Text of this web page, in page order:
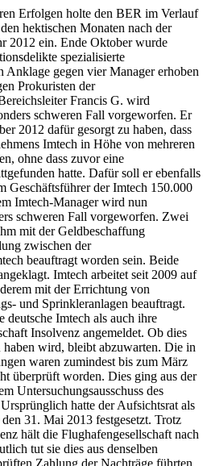
Erfolgen holte den BER im Verlauf
hektischen Monaten nach der
2012 ein. Ende Oktober wurde
spezialisierte
Anklage gegen vier Manager erhoben
Prokuristen der
Francis G. wird
schweren Fall vorgeworfen. Er
2012 dafür gesorgt zu haben, dass
Imtech in Höhe von mehreren
ohne dass zuvor eine
hatte. Dafür soll er ebenfalls
Geschäftsführer der Imtech 150.000
Imtech-Manager wird nun
schweren Fall vorgeworfen. Zwei
mit der Geldbeschaffung
zwischen der
beauftragt worden sein. Beide
Imtech arbeitet seit 2009 auf
mit der Errichtung von
und Sprinkleranlagen beauftragt.
deutsche Imtech als auch ihre
Insolvenz angemeldet. Ob dies
wird, bleibt abzuwarten. Die in
waren zumindest bis zum März
überprüft worden. Dies ging aus der
Untersuchungsausschuss des
hatte der Aufsichtsrat als
31. Mai 2013 festgesetzt. Trotz
hält die Flughafengesellschaft nach
tut sie dies aus denselben